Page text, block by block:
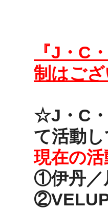
『J・C
制はござ
☆J・C
て活動し
現在の活
①伊丹／